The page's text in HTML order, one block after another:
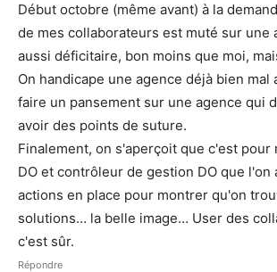
Début octobre (même avant) à la
de mes collaborateurs est muté sur une
aussi déficitaire, bon moins que moi,
On handicape une agence déjà bien mal
faire un pansement sur une agence qui
avoir des points de suture.
Finalement, on s'aperçoit que c'est pour
DO et contrôleur de gestion DO que l'on
actions en place pour montrer qu'on
solutions… la belle image… User des
c'est sûr.
Répondre